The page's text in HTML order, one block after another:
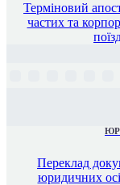
Терміновий
частих та
Переклад
юридичних